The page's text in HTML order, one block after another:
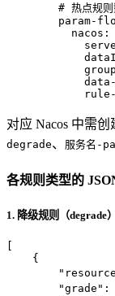
# 热点规则
param-
nacos:
对应 Nacos 中需
degrade、 服务名-
各规则类型的
1. 降级规则（degrade）
{
"grade" :